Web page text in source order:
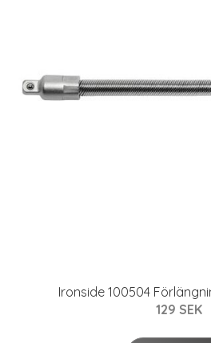
Ironside 100504
129 SEK